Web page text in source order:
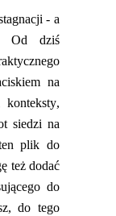
- a
Od dziś
na
siedzi na
plik do
też dodać
do
do tego